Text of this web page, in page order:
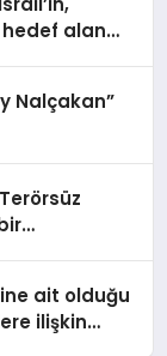
hedef alan
Nalçakan”
ait olduğu
ilişkin